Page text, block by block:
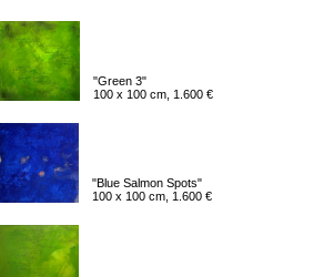
"Green 3"
100 x 100 cm, 1.600 €
"Blue Salmon Spots"
100 x 100 cm, 1.600 €